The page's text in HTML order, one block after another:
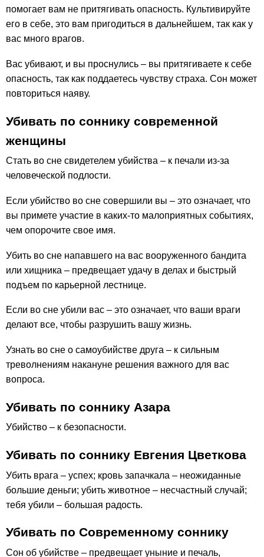
помогает вам не притягивать опасность. Культивируйте
его в себе, это вам пригодиться в дальнейшем, так как у
вас много врагов.
Вас убивают, и вы проснулись – вы притягиваете к себе
опасность, так как поддаетесь чувству страха. Сон может
повториться наяву.
Убивать по соннику современной
женщины
Стать во сне свидетелем убийства – к печали из-за
человеческой подлости.
Если убийство во сне совершили вы – это означает, что
вы примете участие в каких-то малоприятных событиях,
чем опорочите свое имя.
Убить во сне напавшего на вас вооруженного бандита
или хищника – предвещает удачу в делах и быстрый
подъем по карьерной лестнице.
Если во сне убили вас – это означает, что ваши враги
делают все, чтобы разрушить вашу жизнь.
Узнать во сне о самоубийстве друга – к сильным
треволнениям накануне решения важного для вас
вопроса.
Убивать по соннику Азара
Убийство – к безопасности.
Убивать по соннику Евгения Цветкова
Убить врага – успех; кровь запачкала – неожиданные
большие деньги; убить животное – несчастный случай;
тебя убили – большая радость.
Убивать по Современному соннику
Сон об убийстве – предвещает уныние и печаль,